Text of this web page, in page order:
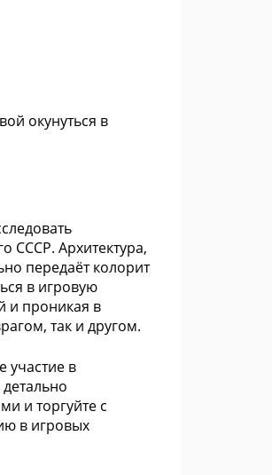
окунуться в
СССР. Архитектура,
передаёт колорит
в игровую
и проникая в
так и другом.
участие в
и торгуйте с
в игровых